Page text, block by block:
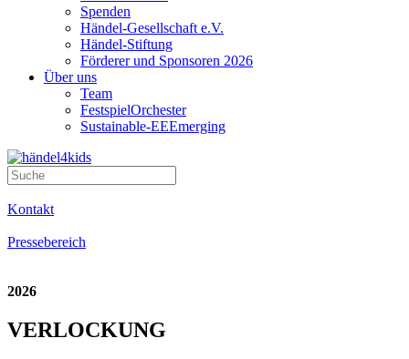
Spenden
Händel-Gesellschaft e.V.
Händel-Stiftung
Förderer und Sponsoren 2026
Über uns
Team
FestspielOrchester
Sustainable-EEEmerging
Kontakt
Pressebereich
2026
VERLOCKUNG